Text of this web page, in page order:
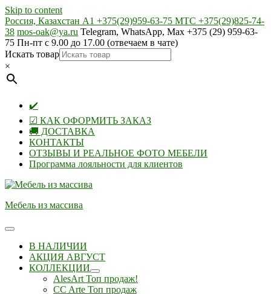
Skip to content
Россия, Казахстан А1 +375(29)959-63-75 МТС +375(29)825-74-
38 mos-oak@ya.ru Telegram, WhatsApp, Max +375 (29) 959-63-
75 Пн-пт с 9.00 до 17.00 (отвечаем в чате)
Искать товар
×
✔️
☑ КАК ОФОРМИТЬ ЗАКАЗ
🚚 ДОСТАВКА
КОНТАКТЫ
ОТЗЫВЫ И РЕАЛЬНОЕ ФОТО МЕБЕЛИ
Программа лояльности для клиентов
Мебель из массива
В НАЛИЧИИ
АКЦИЯ АВГУСТ
КОЛЛЕКЦИИ
AlesArt Топ продаж!
CC Arte Топ продаж